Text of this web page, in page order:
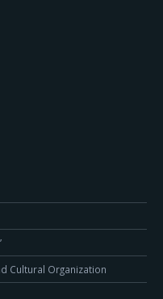
Cultural Organization